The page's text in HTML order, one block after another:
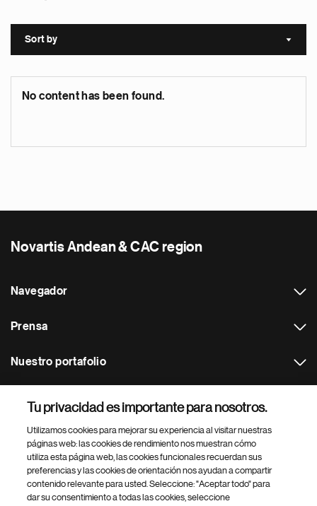
Sort by Sort
No content has been found.
Novartis Andean & CAC region
Navegador
Prensa
Nuestro portafolio
Footer Site Search
Tu privacidad es importante para nosotros.
Utilizamos cookies para mejorar su experiencia al visitar nuestras
páginas web: las cookies de rendimiento nos muestran cómo
utiliza esta página web, las cookies funcionales recuerdan sus
preferencias y las cookies de orientación nos ayudan a compartir
contenido relevante para usted. Seleccione: "Aceptar todo" para
dar su consentimiento a todas las cookies, seleccione